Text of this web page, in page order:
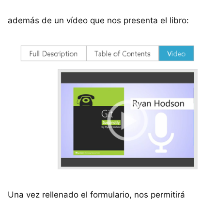
además de un vídeo que nos presenta el libro:
Una vez rellenado el formulario, nos permitirá